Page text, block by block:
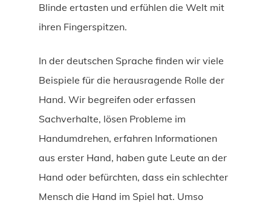
Blinde ertasten und erfühlen die Welt mit
ihren Fingerspitzen.
In der deutschen Sprache finden wir viele
Beispiele für die herausragende Rolle der
Hand. Wir begreifen oder erfassen
Sachverhalte, lösen Probleme im
Handumdrehen, erfahren Informationen
aus erster Hand, haben gute Leute an der
Hand oder befürchten, dass ein schlechter
Mensch die Hand im Spiel hat. Umso